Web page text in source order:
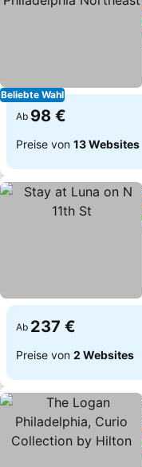
Beliebte Wahl
Ab 98 €
Preise von 13 Websites
Ab 237 €
Preise von 2 Websites